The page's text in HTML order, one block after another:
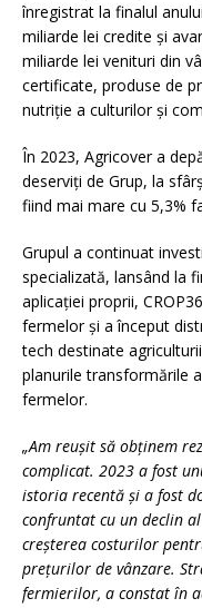
înregistrat la finalul
miliarde lei credite și
miliarde lei venituri din
certificate, produse de
nutriție a culturilor și
În 2023, Agricover a
deserviți de Grup, la
fiind mai mare cu 5,3%
Grupul a continuat
specializată, lansând la
aplicației proprii,
fermelor și a început
tech destinate
planurile transformările
fermelor.
„Am reușit să obținem
complicat. 2023 a fost
istoria recentă și a fost
confruntat cu un declin
creșterea costurilor
prețurilor de vânzare.
fermierilor, a constat în